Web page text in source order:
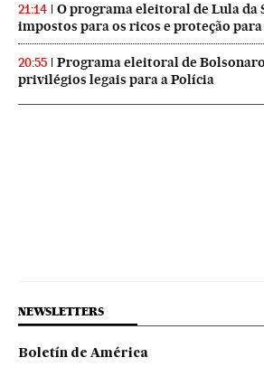
21:14
O programa eleitoral de Lula da
impostos para os ricos e proteção
20:55
Programa eleitoral de
privilégios legais para a Polícia
NEWSLETTERS
Boletín de América